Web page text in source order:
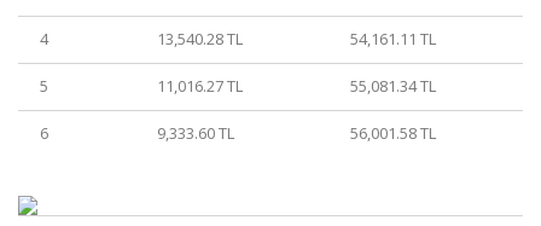
4 13,540.28 TL 54,161.11 TL
5 11,016.27 TL 55,081.34 TL
6 9,333.60 TL 56,001.58 TL